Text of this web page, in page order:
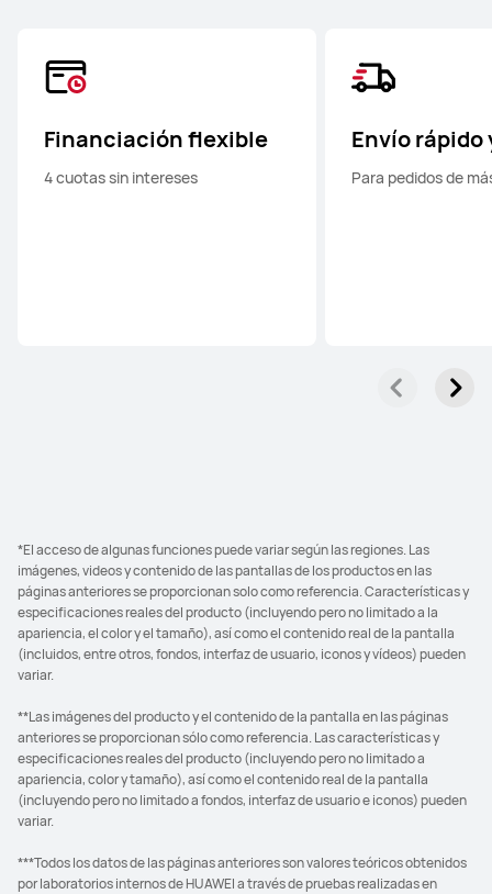
Financiación flexible
4 cuotas sin intereses
Envío rápido
Para pedidos de
*El acceso de algunas funciones puede variar según las regiones. Las
imágenes, videos y contenido de las pantallas de los productos en las
páginas anteriores se proporcionan solo como referencia. Características y
especificaciones reales del producto (incluyendo pero no limitado a la
apariencia, el color y el tamaño), así como el contenido real de la pantalla
(incluidos, entre otros, fondos, interfaz de usuario, iconos y vídeos) pueden
variar.
**Las imágenes del producto y el contenido de la pantalla en las páginas
anteriores se proporcionan sólo como referencia. Las características y
especificaciones reales del producto (incluyendo pero no limitado a
apariencia, color y tamaño), así como el contenido real de la pantalla
(incluyendo pero no limitado a fondos, interfaz de usuario e iconos) pueden
variar.
***Todos los datos de las páginas anteriores son valores teóricos obtenidos
por laboratorios internos de HUAWEI a través de pruebas realizadas en